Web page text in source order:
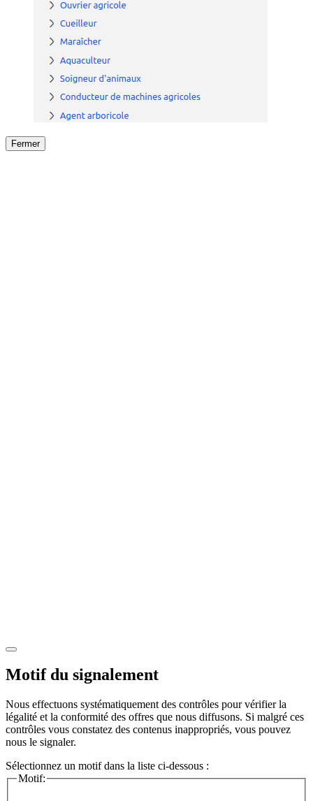
Fermer
Motif du signalement
Nous effectuons systématiquement des contrôles pour vérifier la
légalité et la conformité des offres que nous diffusons. Si malgré ces
contrôles vous constatez des contenus inappropriés, vous pouvez
nous le signaler.
Sélectionnez un motif dans la liste ci-dessous :
Motif: